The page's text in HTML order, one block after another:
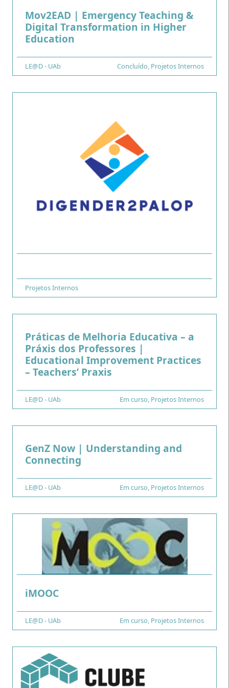
Mov2EAD | Emergency Teaching &
Digital Transformation in Higher
Education
Financiamento
LE@D - UAb
Tipo Concluído, Projetos Internos
Tipo
Projetos Internos
Práticas de Melhoria Educativa – a
Práxis dos Professores |
Educational Improvement Practices
– Teachers’ Praxis
Financiamento
LE@D - UAb
Tipo Em curso, Projetos Internos
GenZ Now | Understanding and
Connecting.
Financiamento
LE@D - UAb
Tipo Em curso, Projetos Internos
iMOOC.
Financiamento
LE@D - UAb
Tipo Em curso, Projetos Internos